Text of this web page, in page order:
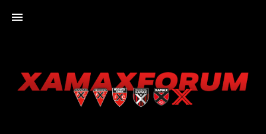
XAMAXFORUM